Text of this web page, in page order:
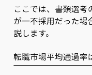
ここでは、書類選
が一不採用だった場
説します。
転職市場平均通過率